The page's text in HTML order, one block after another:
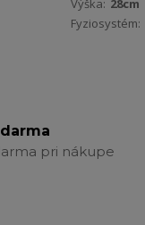
Výška: 28cm
Fyziosystém:
pri nákupe